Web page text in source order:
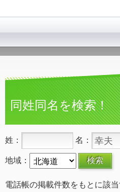
同姓同名を検索！
姓： 名：
地域：
電話帳の掲載件数をもとに該